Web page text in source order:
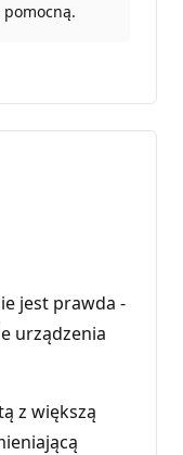
pomocną.
jest prawda -
urządzenia
z większą